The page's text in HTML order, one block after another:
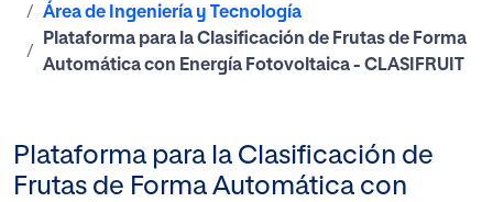
Área de Ingeniería y Tecnología
Plataforma para la Clasificación de Frutas de Forma
Automática con Energía Fotovoltaica - CLASIFRUIT
Plataforma para la Clasificación de
Frutas de Forma Automática con